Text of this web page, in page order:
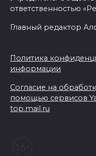
ответственностью
Главный редактор
Политика
информации
Согласие на
помощью сервисов
top.mail.ru